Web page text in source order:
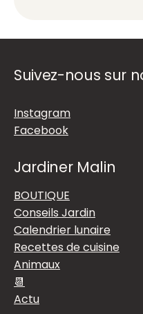
Suivez-nous sur
Instagram
Facebook
Jardiner Malin
BOUTIQUE
Conseils Jardin
Calendrier lunaire
Recettes de cuisine
Animaux
📆
Actu